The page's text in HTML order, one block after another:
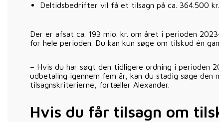
Deltidsbedrifter vil få et tilsagn på ca. 364.500
Der er afsat ca. 193 mio. kr. om året i perioden
for hele perioden. Du kan kun søge om tilskud én
– Hvis du har søgt den tidligere ordning i perioden
udbetaling igennem fem år, kan du stadig søge den
tilsagnskriterierne, fortæller Alexander.
Hvis du får tilsagn om